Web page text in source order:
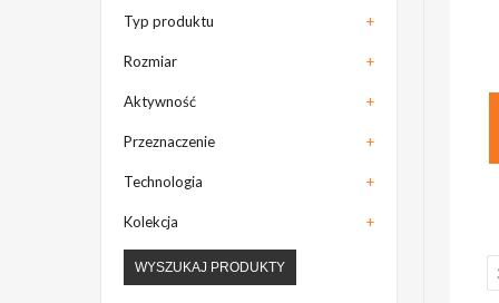
Typ produktu +
Rozmiar +
Aktywność +
Przeznaczenie +
Technologia +
Kolekcja +
WYSZUKAJ PRODUKTY